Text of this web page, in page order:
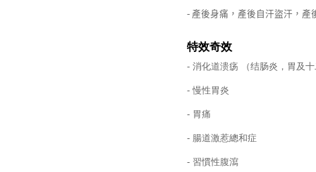
- 產後身痛，產後自汗盜汗，產
特效奇效
- 消化道溃疡 （结肠炎，胃及
- 慢性胃炎
- 胃痛
- 腸道激惹總和症
- 習慣性腹瀉